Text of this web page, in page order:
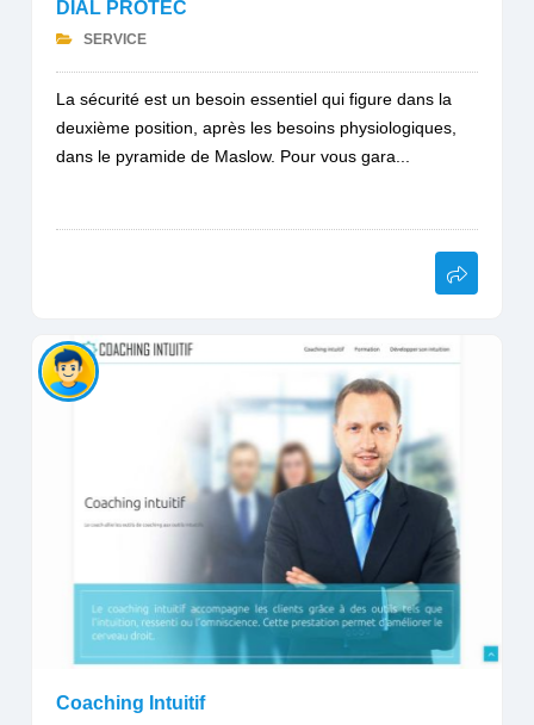
DIAL PROTEC
SERVICE
La sécurité est un besoin essentiel qui figure dans la
deuxième position, après les besoins physiologiques,
dans le pyramide de Maslow. Pour vous gara...
Coaching Intuitif